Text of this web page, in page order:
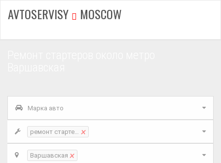
AVTOSERVISY MOSCOW
Марка авто
ремонт стартеров
×
Варшавская ×